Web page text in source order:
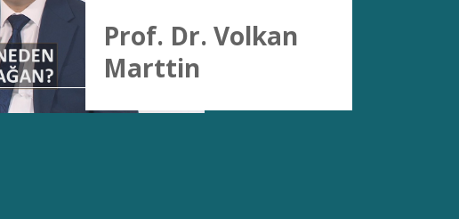
Prof. Dr. Volkan
Marttin